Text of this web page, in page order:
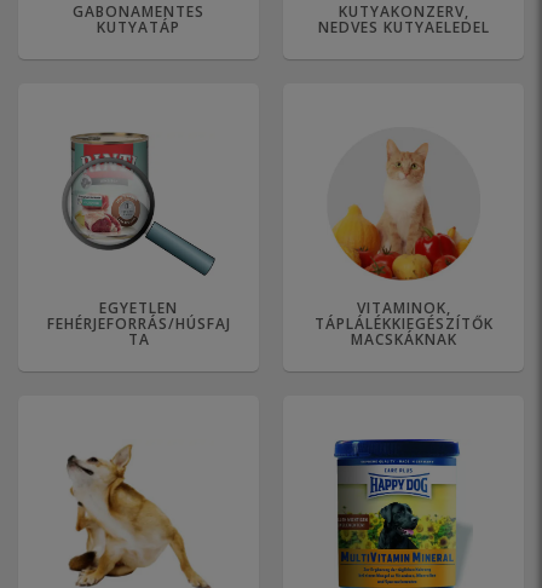
GABONAMENTES
KUTYATÁP
KUTYAKONZERV,
NEDVES KUTYAELEDEL
EGYETLEN
FEHÉRJEFORRÁS/HÚSFAJ
TA
VITAMINOK,
TÁPLÁLÉKKIEGÉSZÍTŐK
MACSKÁKNAK